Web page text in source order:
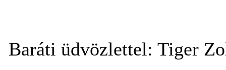
Baráti üdvözlettel: Tiger